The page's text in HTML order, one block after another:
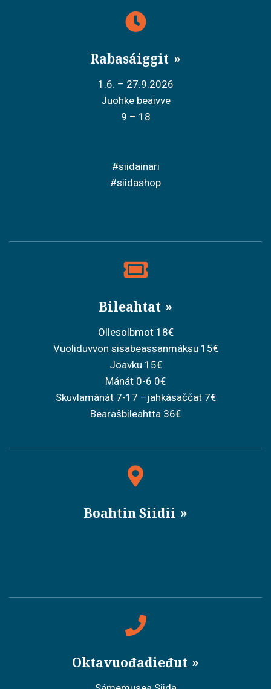
Rabasáiggit
1.6. – 27.9.2026
Juohke beaivve
9 – 18
#siidainari
#siidashop
Bileahtat
Ollesolbmot 18€
Vuoliduvvon sisabeassanmáksu 15€
Joavku 15€
Mánát 0-6 0€
Skuvlamánát 7-17 –jahkásaččat 7€
Bearašbileahtta 36€
Boahtin Siidii
Oktavuođadieđut